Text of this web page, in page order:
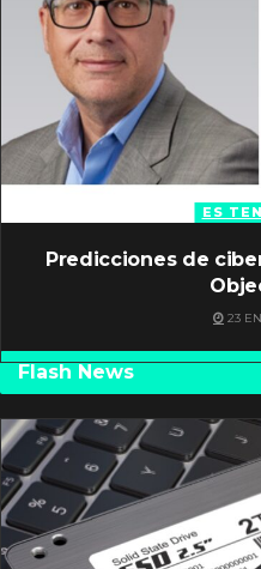
ES
Predicciones de
23
Flash News